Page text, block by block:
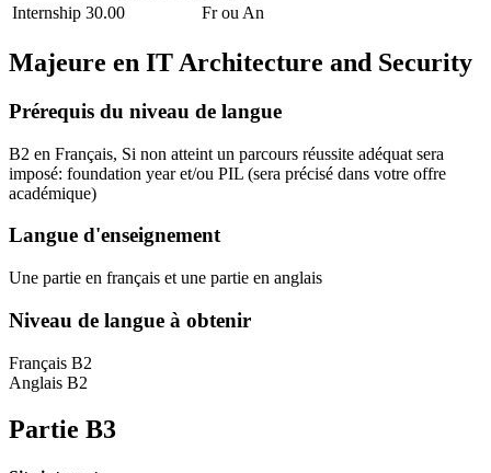
Internship 30.00 Fr ou An
Majeure en IT Architecture and Security
Prérequis du niveau de langue
B2 en Français, Si non atteint un parcours réussite adéquat sera
imposé: foundation year et/ou PIL (sera précisé dans votre offre
académique)
Langue d'enseignement
Une partie en français et une partie en anglais
Niveau de langue à obtenir
Français B2
Anglais B2
Partie B3